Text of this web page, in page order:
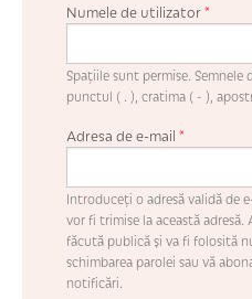
Numele de utilizator*
Spaţiile sunt permise.
punctul ( . ), cratima ( - ),
Adresa de e-mail *
Introduceţi o adresă validă de
vor fi trimise la această adresă.
făcută publică şi va fi folosită
schimbarea parolei sau vă
notificări.